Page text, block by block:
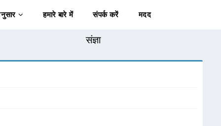
हमारे बारे में संपर्क करें मदद
संज्ञा